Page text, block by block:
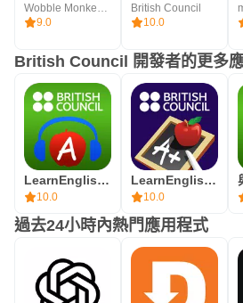
9.0
British Council
10.0
British Council 開發者的更多
LearnEnglish Podcasts
10.0
LearnEnglish 英語文法
10.0
過去24小時內熱門應用程式